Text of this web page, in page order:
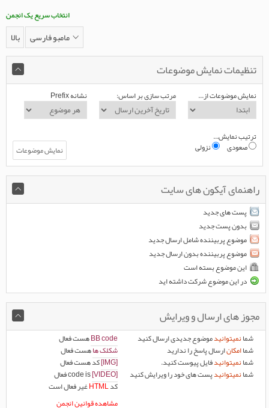
انتخاب سریع یک انجمن
مامبو فارسی بالا
تنظیمات نمایش موضوعات
نمایش موضوعات از... مرتب سازی بر اساس: نشانه Prefix
ترتیب نمایش...
صعودی نزولی
راهنمای آیکون های سایت
پست های جدید
بدون پست جدید
موضوع پربیننده شامل ارسال جدید
موضوع پربیننده بدون ارسال جدید
این موضوع بسته است
در این موضوع شرکت داشته اید
مجوز های ارسال و ویرایش
شمانمیتوانیدموضوع جدیدی ارسال کنید
شماامکانارسال پاسخ را ندارید
شمانمیتوانیدفایل پیوست کنید.
شمانمیتوانیدپست های خود را ویرایش کنید
BB codeهستفعال
شکلک هاهستفعال
[IMG]
کد هستفعال
[VIDEO]
code is
فعال
کدHTMLغیر فعالاست
مشاهده قوانین انجمن